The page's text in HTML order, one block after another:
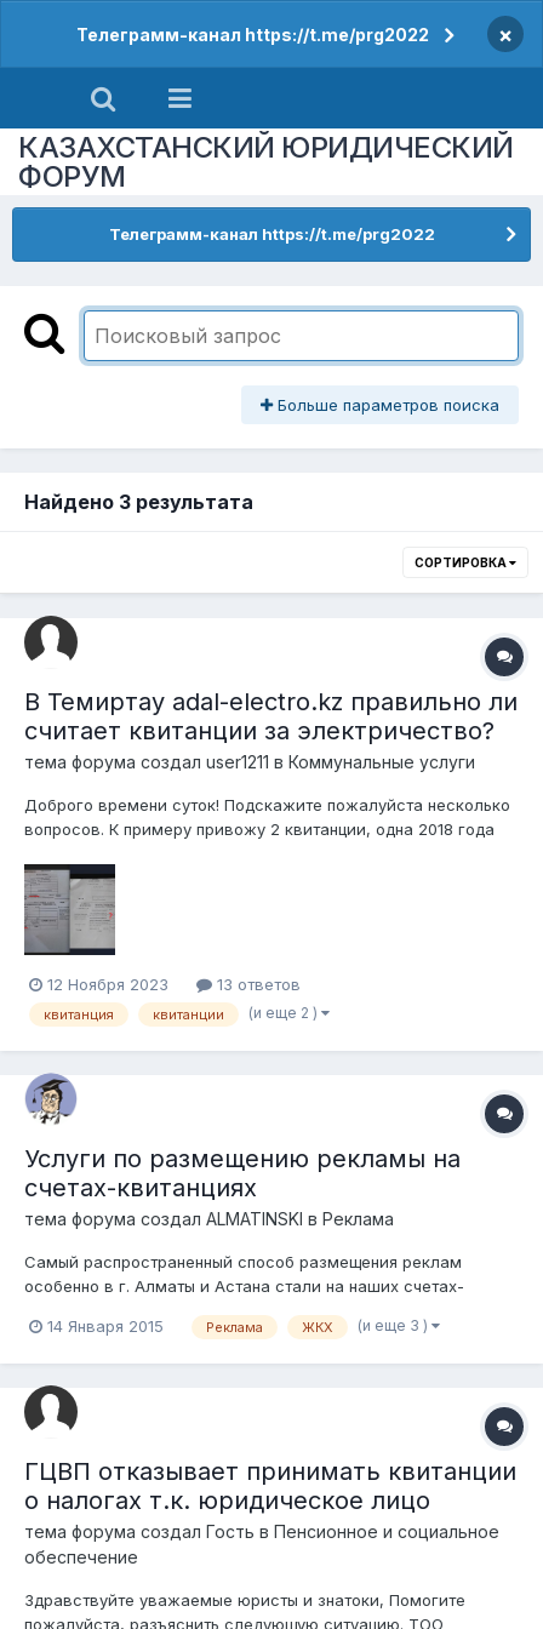
Телеграмм-канал https://t.me/prg2022 ×
КАЗАХСТАНСКИЙ ЮРИДИЧЕСКИЙ
ФОРУМ
Телеграмм-канал https://t.me/prg2022
Больше параметров поиска
Найдено 3 результата
СОРТИРОВКА
В Темиртау adal-electro.kz правильно ли
считает квитанции за электричество?
тема форума создал user1211 в Коммунальные услуги
Доброго времени суток! Подскажите пожалуйста несколько
вопросов. К примеру привожу 2 квитанции, одна 2018 года
меньше, но добавились другие тарифы, которые раньше не
считались! Сумма платежа выросла в 4 раза за это время с
1000...
12 Ноября 2023 13 ответов
квитанция квитанции (и еще 2 )
Услуги по размещению рекламы на
счетах-квитанциях
тема форума создал ALMATINSKI в Реклама
Самый распространенный способ размещения реклам
особенно в г. Алматы и Астана стали на наших счетах-
рекламу недобросовестной? Что такая реклама
не пользующиеся рекламируемыми товарами (работами...
14 Января 2015 Реклама ЖКХ (и еще 3 )
ГЦВП отказывает принимать квитанции
о налогах т.к. юридическое лицо
тема форума создал Гость в Пенсионное и социальное
обеспечение
Здравствуйте уважаемые юристы и знатоки, Помогите
пожалуйста, разъяснить следующую ситуацию. ТОО